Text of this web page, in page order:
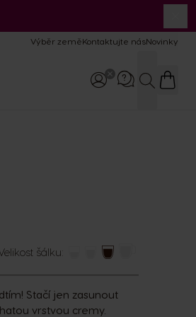
Výběr zeměKontaktujte násNovinky
Hledat
šálku:
Stačí jen zasunout
vrstvou cremy.